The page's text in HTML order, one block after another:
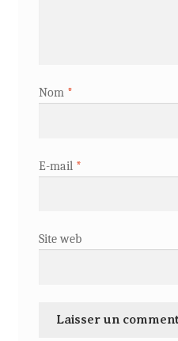
Nom *
E-mail *
Site web